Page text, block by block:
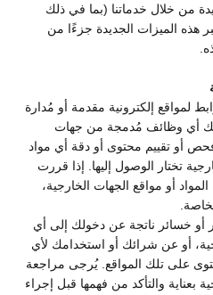
من خلال خدماتنا (بما في ذلك
هذه الميزات الجديدة جزءًا من
لمواقع إلكترونية مقدمة أو مُدارة
أي وظائف مُدمجة من جهات
أو تقييم محتوى أو دقة أي مواد
تختار الوصول إليها. إذا قررت
أو مواقع الجهات الخارجية،
خسائر ناتجة عن دخولك إلى أي
أو عن شرائك أو استخدامك لأي
على تلك المواقع. يُرجى مراجعة
والتأكد من فهمها قبل إجراء